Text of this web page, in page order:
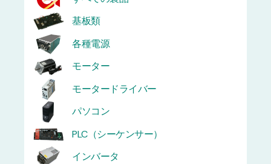
基板類
各種電源
モーター
モータードライバー
パソコン
PLC（シーケンサー）
インバータ